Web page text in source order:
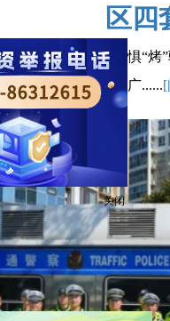
区四
各业一线劳动者不惧“
区奋战在高温下的广......[
关闭